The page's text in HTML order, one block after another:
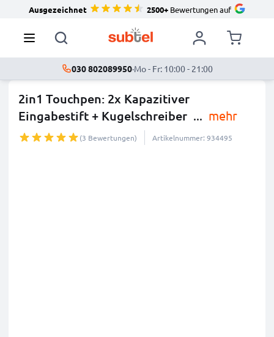
Ausgezeichnet 2500+Bewertungen auf
030 802089950·Mo - Fr: 10:00 - 21:00
2in1 Touchpen: 2x Kapazitiver
Eingabestift + Kugelschreiber ... mehr
(3 Bewertungen) Artikelnummer: 934495